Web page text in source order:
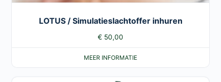
LOTUS / Simulatieslachtoffer inhuren
€ 50,00
MEER INFORMATIE